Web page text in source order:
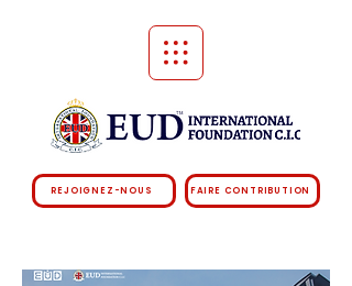
FAIRE CONTRIBUTION
REJOIGNEZ-NOUS